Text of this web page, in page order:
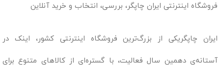
فروشگاه اینترنتی ایران چاپگر، بررسی، انتخاب و خرید آنلاین
ایران چاپگریکی از بزرگ‌ترین فروشگاه اینترنتی کشور، اینک در
آستانه‌ی دهمین سال فعالیت، با گستره‌ای از کالاهای متنوع برای